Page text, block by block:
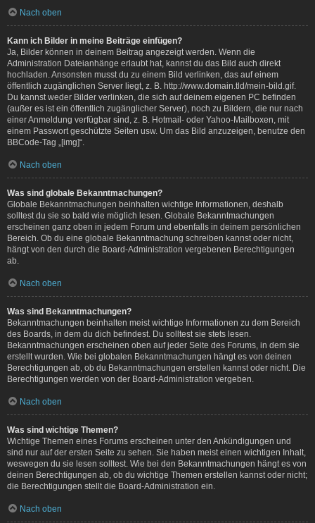
Nach oben
Kann ich Bilder in meine Beiträge einfügen?
Ja, Bilder können in deinem Beitrag angezeigt werden. Wenn die
Administration Dateianhänge erlaubt hat, kannst du das Bild auch direkt
hochladen. Ansonsten musst du zu einem Bild verlinken, das auf einem
öffentlich zugänglichen Server liegt, z. B. http://www.domain.tld/mein-bild.gif.
Du kannst weder Bilder verlinken, die sich auf deinem eigenen PC befinden
(außer es ist ein öffentlich zugänglicher Server), noch zu Bildern, die nur nach
einer Anmeldung verfügbar sind, z. B. Hotmail- oder Yahoo-Mailboxen, mit
einem Passwort geschützte Seiten usw. Um das Bild anzuzeigen, benutze den
BBCode-Tag „[img]“.
Nach oben
Was sind globale Bekanntmachungen?
Globale Bekanntmachungen beinhalten wichtige Informationen, deshalb
solltest du sie so bald wie möglich lesen. Globale Bekanntmachungen
erscheinen ganz oben in jedem Forum und ebenfalls in deinem persönlichen
Bereich. Ob du eine globale Bekanntmachung schreiben kannst oder nicht,
hängt von den durch die Board-Administration vergebenen Berechtigungen
ab.
Nach oben
Was sind Bekanntmachungen?
Bekanntmachungen beinhalten meist wichtige Informationen zu dem Bereich
des Boards, in dem du dich befindest. Du solltest sie stets lesen.
Bekanntmachungen erscheinen oben auf jeder Seite des Forums, in dem sie
erstellt wurden. Wie bei globalen Bekanntmachungen hängt es von deinen
Berechtigungen ab, ob du Bekanntmachungen erstellen kannst oder nicht. Die
Berechtigungen werden von der Board-Administration vergeben.
Nach oben
Was sind wichtige Themen?
Wichtige Themen eines Forums erscheinen unter den Ankündigungen und
sind nur auf der ersten Seite zu sehen. Sie haben meist einen wichtigen Inhalt,
weswegen du sie lesen solltest. Wie bei den Bekanntmachungen hängt es von
deinen Berechtigungen ab, ob du wichtige Themen erstellen kannst oder nicht;
die Berechtigungen stellt die Board-Administration ein.
Nach oben